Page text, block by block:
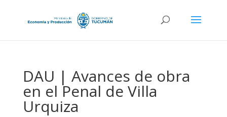
DAU | Avances de obra
en el Penal de Villa
Urquiza